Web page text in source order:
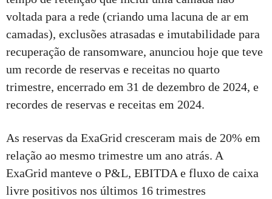
voltada para a rede (criando uma lacuna de ar em
camadas), exclusões atrasadas e imutabilidade para
recuperação de ransomware, anunciou hoje que teve
um recorde de reservas e receitas no quarto
trimestre, encerrado em 31 de dezembro de 2024, e
recordes de reservas e receitas em 2024.
As reservas da ExaGrid cresceram mais de 20% em
relação ao mesmo trimestre um ano atrás. A
ExaGrid manteve o P&L, EBITDA e fluxo de caixa
livre positivos nos últimos 16 trimestres